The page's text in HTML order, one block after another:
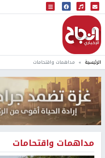
البث المباشر
إذاعة النجاح
الرئيسية مداهمات واقتحامات
مداهمات واقتحامات